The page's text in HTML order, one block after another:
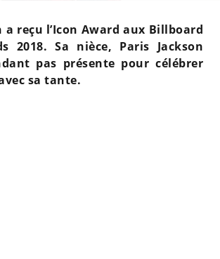
a reçu l’Icon Award aux Billboard
2018. Sa nièce, Paris Jackson
pas présente pour célébrer
sa tante.